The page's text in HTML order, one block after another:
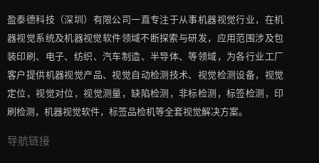
盈泰德科技（深圳）有限公司一直专注于从事机器视觉行业，在机
器视觉系统及机器视觉软件领域不断探索与研发​，应用范围涉及包
装印刷、电子、纺织、汽车制造、半导体、等领域，为各行业工厂
客户提供机器视觉产品、视觉自动检测技术、视觉检测设备，视觉
定位，视觉对位，视觉测量，缺陷检测，非标检测，标签检测，印
刷检测，机器视觉软件，标签品检机等​全套视觉解决方案​。
导航链接